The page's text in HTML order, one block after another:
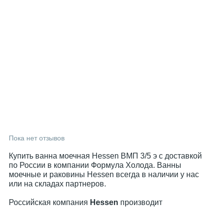
Пока нет отзывов
Купить ванна моечная Hessen ВМП 3/5 э с доставкой
по России в компании Формула Холода. Ванны
моечные и раковины Hessen всегда в наличии у нас
или на складах партнеров.
Российская компания Hessen производит